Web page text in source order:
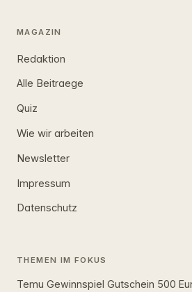
MAGAZIN
Redaktion
Alle Beitraege
Quiz
Wie wir arbeiten
Newsletter
Impressum
Datenschutz
THEMEN IM FOKUS
Temu Gewinnspiel Gutschein 500